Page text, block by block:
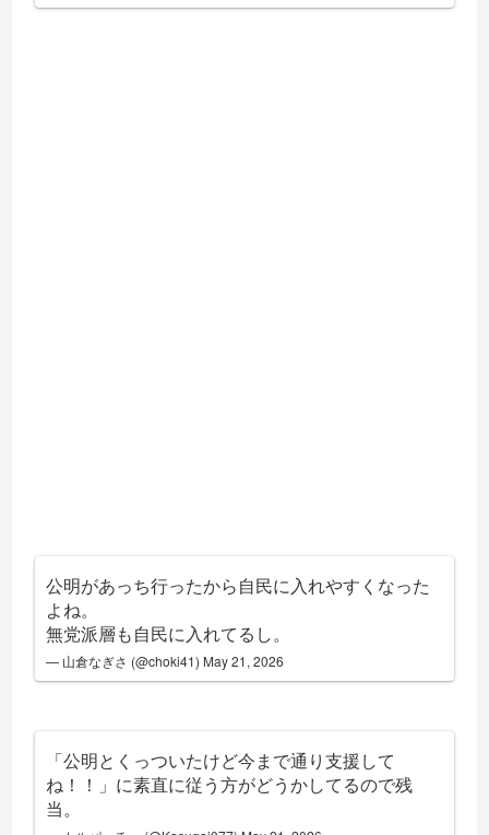
公明があっち行ったから自民に入れやすくなった
よね。
無党派層も自民に入れてるし。
— 山倉なぎさ (@choki41) May 21, 2026
「公明とくっついたけど今まで通り支援して
ね！！」に素直に従う方がどうかしてるので残
当。